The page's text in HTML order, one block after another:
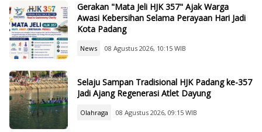
Gerakan "Mata Jeli HJK 357" Ajak Warga
Awasi Kebersihan Selama Perayaan Hari Jadi
Kota Padang
News 08 Agustus 2026, 10:15 WIB
Selaju Sampan Tradisional HJK Padang ke-357
Jadi Ajang Regenerasi Atlet Dayung
Olahraga 08 Agustus 2026, 09:15 WIB